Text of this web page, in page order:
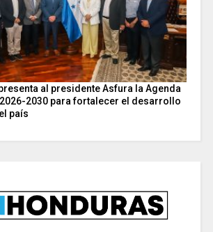
al presidente Asfura la Agenda
2030 para fortalecer el desarrollo
país